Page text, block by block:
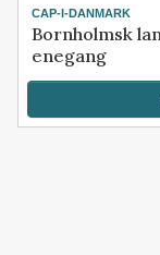
CAP-I-DANMARK
Bornholmsk
enegang